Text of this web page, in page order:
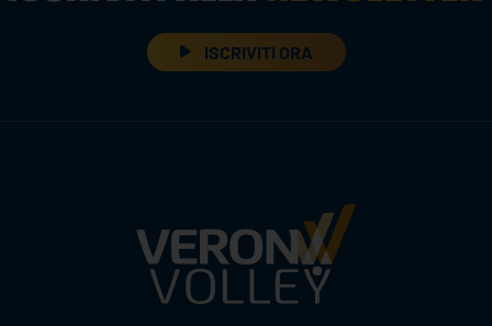
ISCRIVITI ORA